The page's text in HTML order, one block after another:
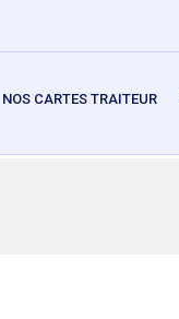
NOS CARTES TRAITEUR